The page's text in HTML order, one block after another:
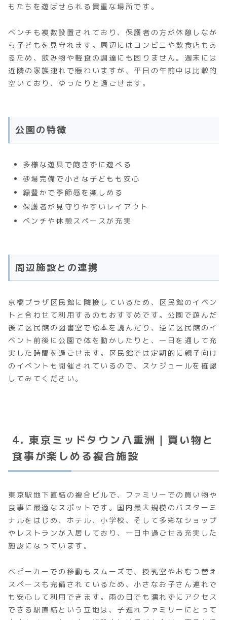
もたちを遊ばせられる貴重な場所です。
ベンチも複数設置されており、保護者の方が休憩しなが
ら子どもを見守れます。周辺にはコンビニや飲食店もあ
るため、飲み物や軽食の調達にも困りません。週末には
近隣の家族連れで賑わいますが、平日の午前中は比較的
空いており、ゆったりと過ごせます。
公園の特徴
多様な遊具で飽きずに遊べる
砂場完備で小さな子どもも安心
緑豊かで季節感を楽しめる
保護者が見守りやすいレイアウト
ベンチや休憩スペースが充実
周辺施設との連携
京橋プラザ区民館に隣接しているため、区民館のイベン
トと合わせて利用するのもおすすめです。公園で遊んだ
後に区民館の図書室で絵本を読んだり、逆に区民館のイ
ベント前後に公園で体を動かしたりと、一日を通して充
実した時間を過ごせます。区民館では定期的に親子向け
のイベントも開催されているので、スケジュールを確認
してみてください。
4. 東京ミッドタウン八重洲｜買い物と
食事が楽しめる複合施設
東京駅地下直結の複合ビルで、ファミリーでの買い物や
食事に最適なスポットです。国内最大規模のバスターミ
ナルをはじめ、ホテル、小学校、そして多彩なショップ
やレストランが入居しており、一日中過ごせる充実した
施設になっています。
ベビーカーでの移動もスムーズで、授乳室やおむつ替え
スペースも完備されているため、小さなお子さん連れで
も安心して利用できます。雨の日でも濡れずにアクセス
できる駅直結という立地は、子連れファミリーにとって